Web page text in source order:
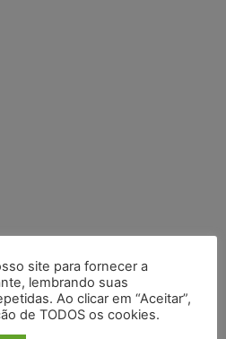
site para fornecer a
lembrando suas
Ao clicar em “Aceitar”,
de TODOS os cookies.